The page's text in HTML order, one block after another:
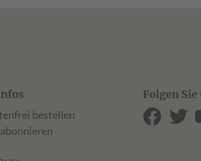
bestellen
Folgen Sie